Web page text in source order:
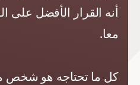
أنه القرار الأفضل على
معا.
كل ما تحتاجه هو شخص